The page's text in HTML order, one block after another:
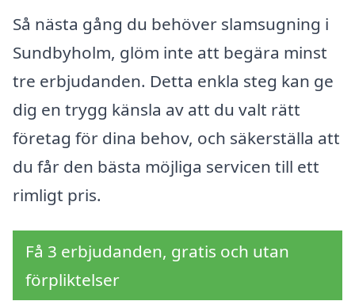
Så nästa gång du behöver slamsugning i
Sundbyholm, glöm inte att begära minst
tre erbjudanden. Detta enkla steg kan ge
dig en trygg känsla av att du valt rätt
företag för dina behov, och säkerställa att
du får den bästa möjliga servicen till ett
rimligt pris.
Få 3 erbjudanden, gratis och utan
förpliktelser